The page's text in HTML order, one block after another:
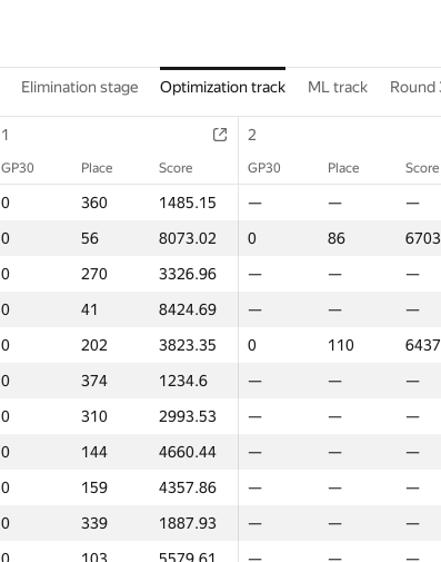
Elimination stage Optimization track ML track Round
1 2
GP30 Place Score GP30 Place Score
0 360 1485.15 — — —
0 56 8073.02 0 86
0 270 3326.96 — — —
0 41 8424.69 — — —
0 202 3823.35 0 110
0 374 1234.6 — — —
0 310 2993.53 — — —
0 144 4660.44 — — —
0 159 4357.86 — — —
0 339 1887.93 — — —